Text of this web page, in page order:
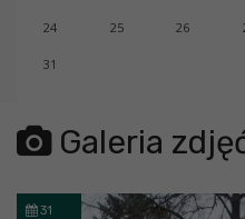
24 25 26
31
error
Galeria
31